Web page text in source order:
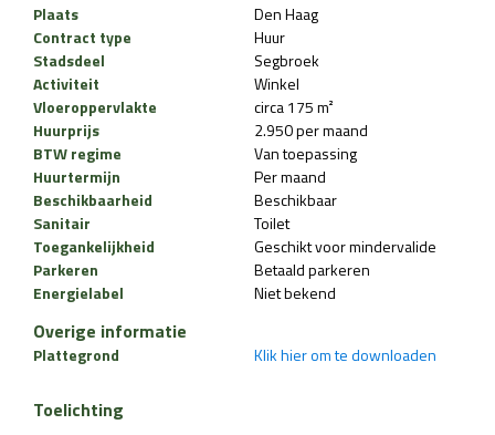
Plaats
Den Haag
Contract type
Huur
Stadsdeel
Segbroek
Activiteit
Winkel
Vloeroppervlakte
circa 175 m²
Huurprijs
2.950 per maand
BTW regime
Van toepassing
Huurtermijn
Per maand
Beschikbaarheid
Beschikbaar
Sanitair
Toilet
Toegankelijkheid
Geschikt voor mindervalide
Parkeren
Betaald parkeren
Energielabel
Niet bekend
Overige informatie
Plattegrond Klik hier om te downloaden
Toelichting